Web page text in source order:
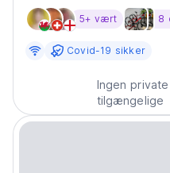
getting to a diving boat
boat. Here we have a
5+ vært 8
Covid-19 sikker
Ingen private
tilgængelige